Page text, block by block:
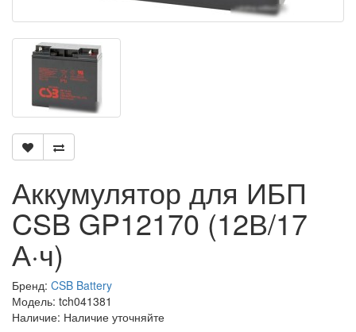
Аккумулятор для ИБП
CSB GP12170 (12В/17
А·ч)
Бренд: CSB Battery
Модель: tch041381
Наличие: Наличие уточняйте